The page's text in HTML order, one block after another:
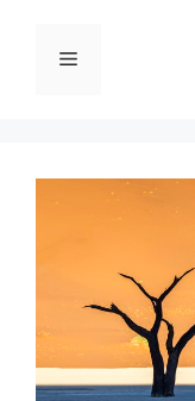
فهرست